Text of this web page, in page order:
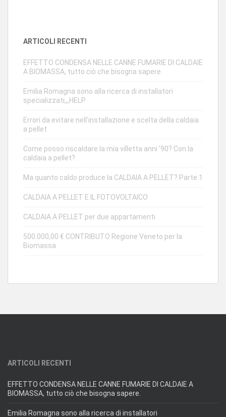
ARTICOLI RECENTI
EFFETTO CONDENSA NELLE CANNE FUMARIE DI CALDAIE
A BIOMASSA, tutto ciò che bisogna sapere.
Emilia Romagna sono alla ricerca di installatori
specializzati,,,HELP
Errori da evitare nell’installazione e scelta della caldaia
a pellet
Come posso riscaldare la mia villetta anni ’90? Con la
caldaia a pellet?
Ma quanto caldo produce la CALDAIA A PELLET? Parte 1
CALDAIA A PELLET E IL FOTOVOLTAICO
CALDAIA A PELLET per due appartamenti
500.000,00 € CONTRIBUTO Regione Veneto per la
Biomassa
ARTICOLI RECENTI
EFFETTO CONDENSA NELLE CANNE FUMARIE DI CALDAIE A
BIOMASSA, tutto ciò che bisogna sapere.
Emilia Romagna sono alla ricerca di installatori